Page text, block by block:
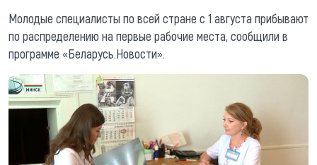
Молодые специалисты по всей стране с 1 августа прибывают
по распределению на первые рабочие места, сообщили в
программе «Беларусь.Новости».